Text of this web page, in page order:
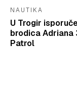
NAUTIKA
U Trogir
brodica Adriana
Patrol